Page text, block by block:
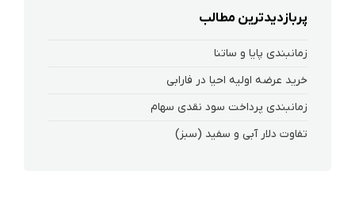
پربازدیدترین مطالب
زمانبندی پایا و ساتنا
خرید عرضه اولیه احیا در فارابی
زمانبندی پرداخت سود نقدی سهام‌
تفاوت دلار آبی و سفید (سبز)